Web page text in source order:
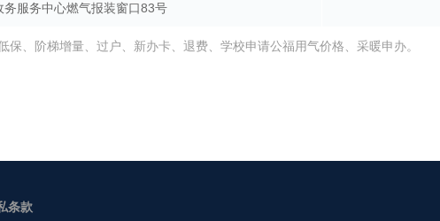
务服务中心燃气报装窗口83号
、阶梯增量、过户、新办卡、退费、学校申请公福用气价格、采暖申办。
条款